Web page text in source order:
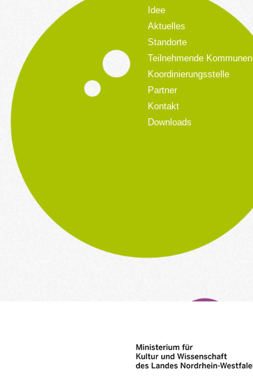
Idee
Aktuelles
Standorte
Teilnehmende Kommunen
Koordinierungsstelle
Partner
Kontakt
Downloads